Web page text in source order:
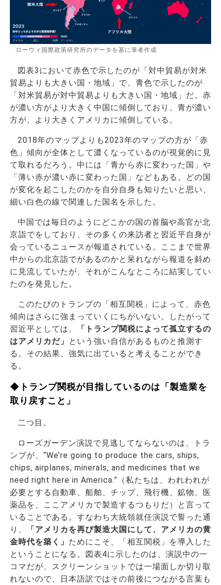
ローウィ国際政策研究所のデータを基に筆者作成
図表3において赤色で示したのが「対中貿易が対米
貿易よりも大きい国・地域」で、青色で示したのが
「対米貿易が対中貿易よりも大きい国・地域」だ。赤
が濃い方がより大きく中国に傾倒しており、青が濃い
方が、より大きくアメリカに傾倒している。
2018年のマップよりも2023年のマップの方が「赤
色」傾向が全体として濃くなっているのが視覚的に見
て取れるだろう。中には「青から赤に変わった国」や
「薄い赤が濃い赤に変わった国」などもある。どの国
が変化を起こしたのかを自分自身も知りたいと思い、
細い白色の線で関連した国名を示した。
中国では毎日のようにどこかの国の首脳や高官が北
京詣でをしており、その多くの来訪者と習近平自身が
会っているニュースが報道されている。ここまで世界
中からの北京詣でがあるのかと呆れながら報道を斜め
に見流していたが、それがこんなところに結実してい
たのを発見した。
このたびのトランプの「相互関税」によって、赤色
傾向はさらに強まっていくにちがいない。したがって
習近平としては、
「トランプ関税によって孤立するの
はアメリカだ」
という強い自信があるものと推測す
る。その結果、強気に出ていると考えることができ
る。
◆トランプ関税が目指しているのは「製造業を
取り戻すこと」
二つ目。
ローズガーデン演説で見逃してならないのは、トラ
ンプが、“We’re going to produce the cars, ships,
chips, airplanes, minerals, and medicines that we
need right here in America.”（私たちは、われわれが
必要とする自動車、船舶、チップ、飛行機、鉱物、医
薬品を、ここアメリカで製造するつもりだ）と言って
いることである。すなわち大統領就任演説で誓った通
り、
「アメリカを再び製造大国にして、アメリカの黄
金時代を築く」 ためにこそ、「相互関税」を導入した
ということになる。図表4に示したのは、演説中の一
コマだが、スクリーンショットでは一場面しか切り取
れないので、日本語訳ではその前後につながる言葉も